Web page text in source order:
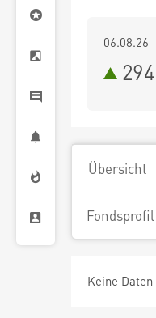
06.08.26
Übersicht
Fondsprofil
Keine